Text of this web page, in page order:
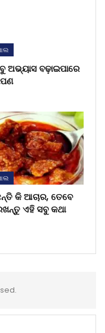
ଅଭ୍ୟାସ ବଢ଼ାଇପାରେ
କି ଆଚାର, ତେବେ
ଏହି ସବୁ କଥା